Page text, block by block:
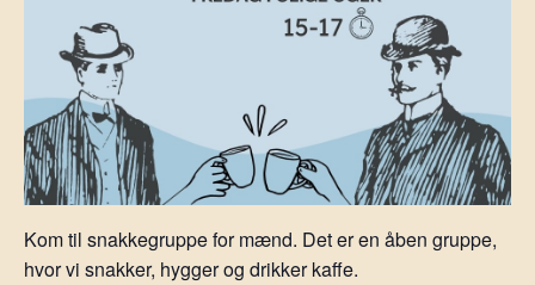
Kom til snakkegruppe for mænd. Det er en åben gruppe,
hvor vi snakker, hygger og drikker kaffe.